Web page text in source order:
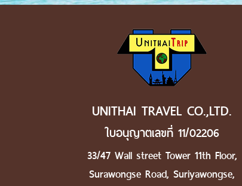
UNITHAI TRAVEL CO.,LTD.
ใบอนุญาตเลขที่ 11/02206
33/47 Wall street Tower 11th Floor,
Surawongse Road, Suriyawongse,